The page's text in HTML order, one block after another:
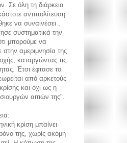
Σε όλη τη διάρκεια
αντιπολίτευση
να συναινέσει ,
συστηματικά την
μπορούμε να
στην αμεριμνησία της
καταργώντας τις
Έτσι έφτασε το
από αρκετούς
και όχι ως η
αιτιών της".
κρίση μπαίνει
της, χωρίς ακόμη